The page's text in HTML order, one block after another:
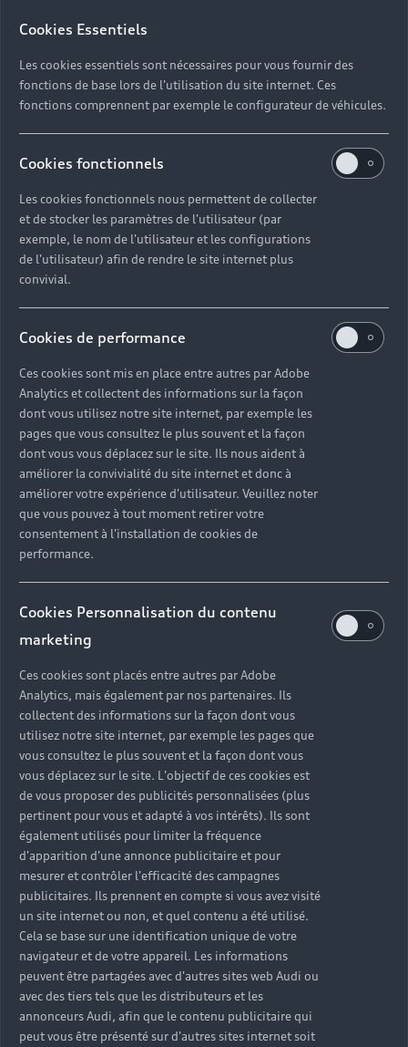
Découvrir les véhicules Audi TFSI e
Pour les
véhicules
thermiques
Une voiture thermique neuve peut vous
permettre de prétendre à la prime à la
conversion. Pour cela, elle doit émettre 127 g/km
de CO2 au maximum. Le montant de la prime
peut être de 1 500 ou de 3 000 euros.
Découvrir nos modèles thermiques
Cookies Essentiels
Les cookies essentiels sont nécessaires pour vous fournir des
fonctions de base lors de l'utilisation du site internet. Ces
fonctions comprennent par exemple le configurateur de véhicules.
Cookies fonctionnels
Les cookies fonctionnels nous permettent de collecter
et de stocker les paramètres de l'utilisateur (par
exemple, le nom de l'utilisateur et les configurations
de l'utilisateur) afin de rendre le site internet plus
convivial.
Cookies de performance
Ces cookies sont mis en place entre autres par Adobe
Analytics et collectent des informations sur la façon
dont vous utilisez notre site internet, par exemple les
pages que vous consultez le plus souvent et la façon
dont vous vous déplacez sur le site. Ils nous aident à
améliorer la convivialité du site internet et donc à
améliorer votre expérience d'utilisateur. Veuillez noter
que vous pouvez à tout moment retirer votre
consentement à l'installation de cookies de
performance.
Cookies Personnalisation du contenu
marketing
Ces cookies sont placés entre autres par Adobe
Analytics, mais également par nos partenaires. Ils
collectent des informations sur la façon dont vous
utilisez notre site internet, par exemple les pages que
vous consultez le plus souvent et la façon dont vous
vous déplacez sur le site. L'objectif de ces cookies est
de vous proposer des publicités personnalisées (plus
pertinent pour vous et adapté à vos intérêts). Ils sont
également utilisés pour limiter la fréquence
d'apparition d'une annonce publicitaire et pour
mesurer et contrôler l'efficacité des campagnes
publicitaires. Ils prennent en compte si vous avez visité
un site internet ou non, et quel contenu a été utilisé.
Cela se base sur une identification unique de votre
navigateur et de votre appareil. Les informations
peuvent être partagées avec d'autres sites web Audi ou
avec des tiers tels que les distributeurs et les
annonceurs Audi, afin que le contenu publicitaire qui
peut vous être présenté sur d'autres sites internet soit